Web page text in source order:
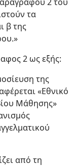
τα
β της
2 ως εξής:
της
«Εθνικό
Μάθησης»
από τη